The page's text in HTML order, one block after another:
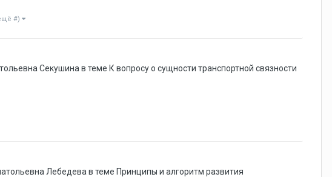
#)
Секушина в теме К вопросу о сущности транспортной связности
Лебедева в теме Принципы и алгоритм развития